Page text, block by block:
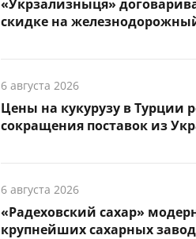
«Укрзализныця»
скидке на
6 августа 2026
Цены на кукурузу в Турции
сокращения поставок из
6 августа 2026
«Радеховский сахар»
крупнейших сахарных